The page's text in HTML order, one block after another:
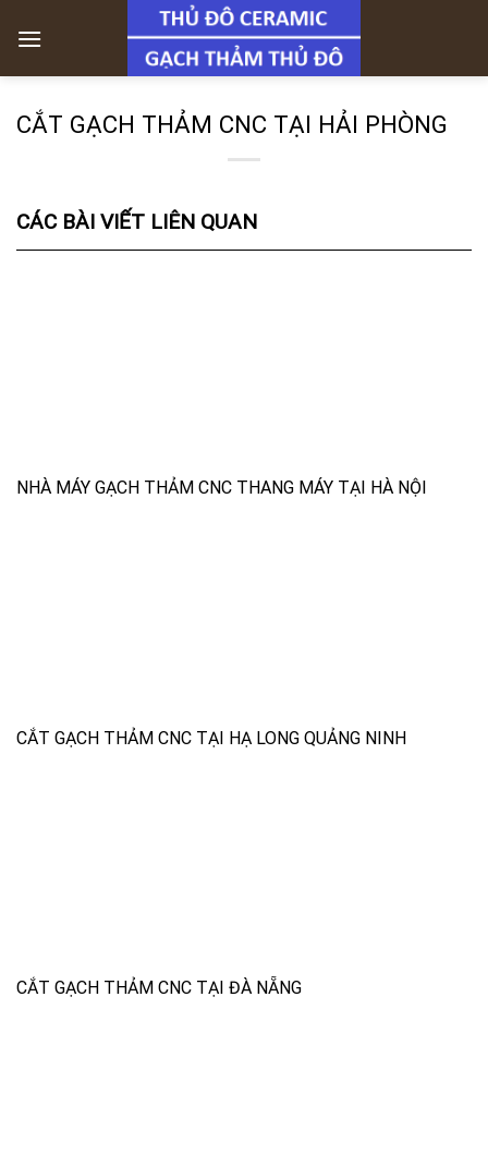
CẮT GẠCH THẢM CNC TẠI HẢI PHÒNG
CÁC BÀI VIẾT LIÊN QUAN
NHÀ MÁY GẠCH THẢM CNC THANG MÁY TẠI HÀ NỘI
CẮT GẠCH THẢM CNC TẠI HẠ LONG QUẢNG NINH
CẮT GẠCH THẢM CNC TẠI ĐÀ NẴNG